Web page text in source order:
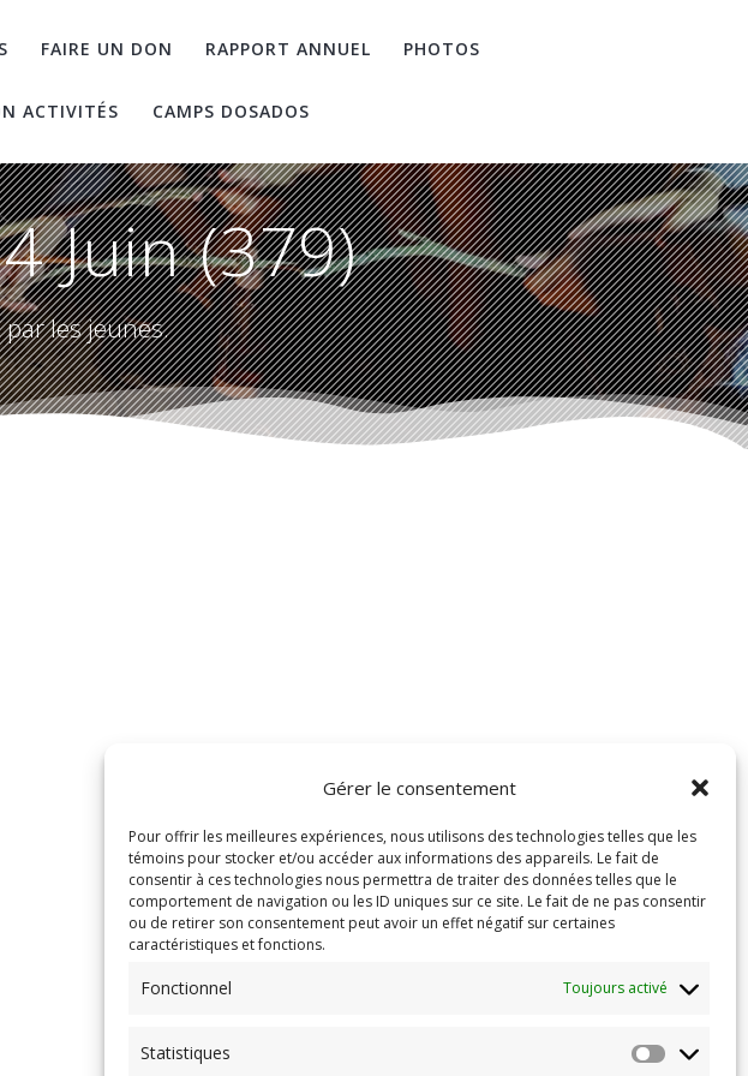
Gérer le consentement
Pour offrir les meilleures expériences, nous utilisons des technologies telles que les
témoins pour stocker et/ou accéder aux informations des appareils. Le fait de
consentir à ces technologies nous permettra de traiter des données telles que le
comportement de navigation ou les ID uniques sur ce site. Le fait de ne pas consentir
ou de retirer son consentement peut avoir un effet négatif sur certaines
caractéristiques et fonctions.
Fonctionnel Toujours activé
Statistiques
FAIRE UN DON RAPPORT ANNUEL PHOTOS
ACTIVITÉS CAMPS DOSADOS
Juin (379)
les jeunes.